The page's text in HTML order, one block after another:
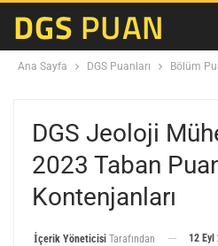
Ana Sayfa DGS Puanları Bölüm
DGS Jeoloji
2023 Taban
Kontenjanları
İçerik Yöneticisi Tarafından 12 Eyl